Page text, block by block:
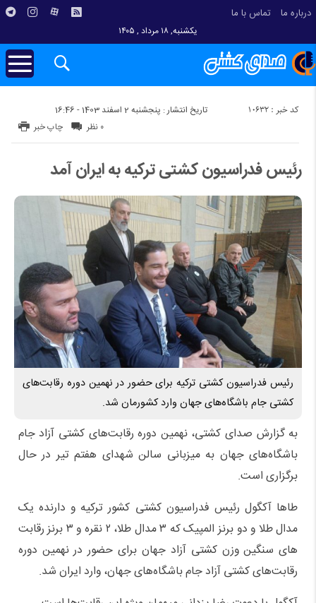
درباره ما تماس با ما
یکشنبه, ۱۸ مرداد , ۱۴۰۵
تاریخ انتشار : پنجشنبه 2 اسفند 1403 - 16:46 کد خبر : 10632
چاپ خبر ۰ نظر
رئیس فدراسیون کشتی ترکیه به ایران آمد
رئیس فدراسیون کشتی ترکیه برای حضور در نهمین دوره رقابت‌های
کشتی جام باشگاه‌های جهان وارد کشورمان شد.
به گزارش صدای کشتی، نهمین دوره رقابت‌های کشتی آزاد جام
باشگاه‌های جهان به میزبانی سالن شهدای هفتم تیر در حال
برگزاری است.
طاها آکگول رئیس فدراسیون کشتی کشور ترکیه و دارنده یک
مدال طلا و دو برنز المپیک که ۳ مدال طلا، ۲ نقره و ۳ برنز رقابت
های سنگین وزن کشتی آزاد جهان برای حضور در نهمین دوره
رقابت‌های کشتی آزاد جام باشگاه‌های جهان، وارد ایران شد.